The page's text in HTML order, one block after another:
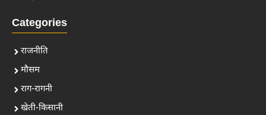
Categories
राजनीति
मौसम
राग-रागनी
खेती-किसानी